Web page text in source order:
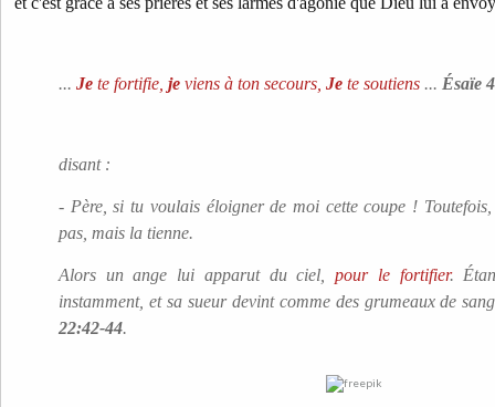
... Je te fortifie, je viens à ton secours, Je te soutiens ... Ésaïe
disant :
- Père, si tu voulais éloigner de moi cette coupe !
pas, mais la tienne.
Alors un ange lui apparut du ciel,pour le fortifier.
instamment, et sa sueur devint comme des grumeaux de
22:42-44.